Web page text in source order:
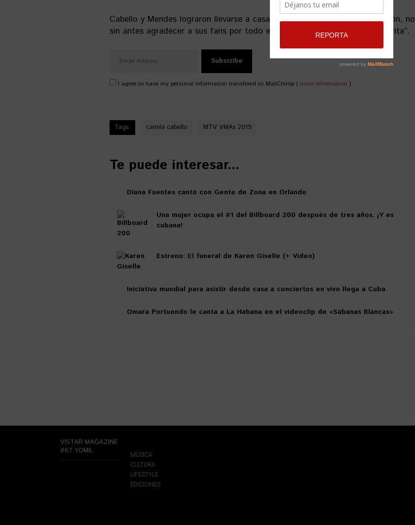
Cabello y Mendes lograron llevarse a casa el premio a la Mejor colaboración, no
sin antes agradecer a sus fans por todo el éxito que ha cosechado “Señorita”.
I agree to have my personal information transfered to MailChimp ( more information )
Tags: camila cabello MTV VMAs 2019
Te puede interesar...
Diana Fuentes cantó con Gente de Zona en Orlando
Una mujer ocupa el #1 del Billboard 200 después de tres años. ¡Y es
cubana!
Estreno: El funeral de Karen Giselle (+ Video)
Iniciativa mundial para asistir desde casa a conciertos en vivo llega a Cuba
Omara Portuondo le canta a La Habana en el videoclip de «Sábanas Blancas»
VISTAR MAGAZINE
#67 YOMIL
MÚSICA
CULTURA
LIFESTYLE
EDICIONES